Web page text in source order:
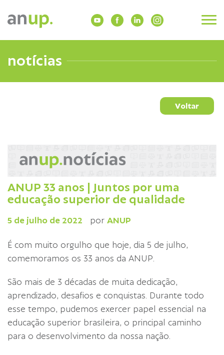
notícias
Voltar
ANUP 33 anos | Juntos por uma
educação superior de qualidade
5 de julho de 2022 por ANUP
É com muito orgulho que hoje, dia 5 de julho,
comemoramos os 33 anos da ANUP.
São mais de 3 décadas de muita dedicação,
aprendizado, desafios e conquistas. Durante todo
esse tempo, pudemos exercer papel essencial na
educação superior brasileira, o principal caminho
para o desenvolvimento da nossa nação.